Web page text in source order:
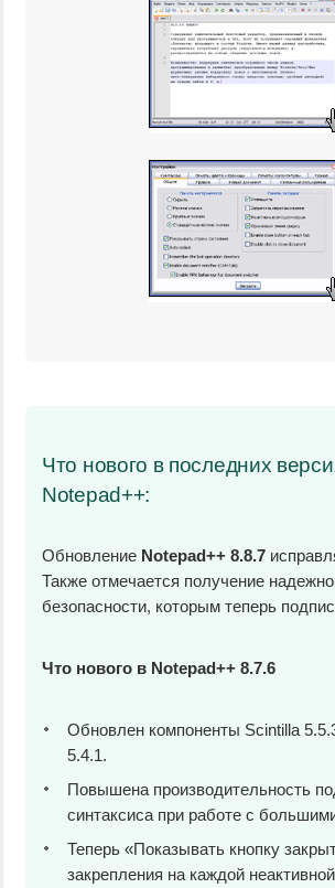
Что нового в последних
Notepad++:
Обновление Notepad++ 8.8.7
Также отмечается получение
безопасности, которым теперь
Что нового в Notepad++ 8.7.6
Обновлен компоненты Scintilla
5.4.1.
Повышена производительность
синтаксиса при работе с
Теперь «Показывать кнопку
закрепления на каждой